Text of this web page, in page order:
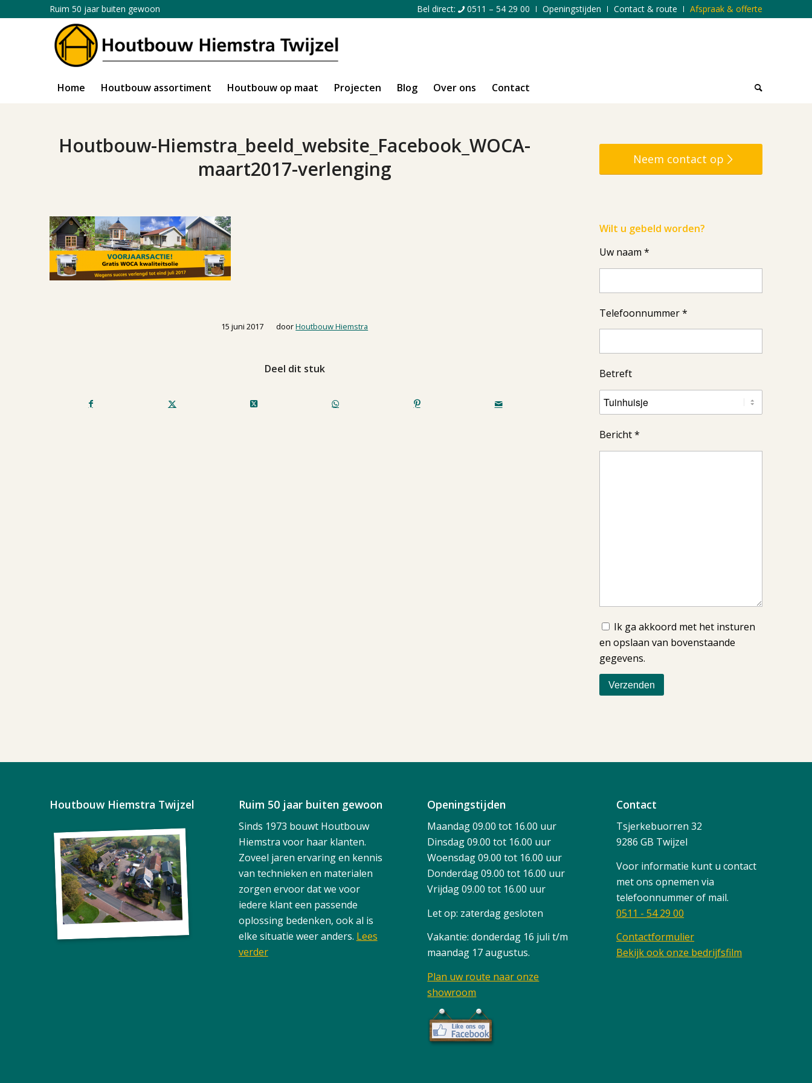
Bel direct: 0511 – 54 29 00 Openingstijden Contact & route Afspraak & offerte
Ruim 50 jaar buiten gewoon
Home Houtbouw assortiment Houtbouw op maat Projecten Blog Over ons Contact
Houtbouw-Hiemstra_beeld_website_Facebook_WOCA-
maart2017-verlenging
15 juni 2017
/ doorHoutbouw Hiemstra
Deel dit stuk
Neem contact op
Wilt u gebeld worden?
Uw naam *
Telefoonnummer *
Betreft
Bericht *
Ik ga akkoord met het insturen
en opslaan van bovenstaande
gegevens.
Houtbouw Hiemstra Twijzel Ruim 50 jaar buiten gewoon
Sinds 1973 bouwt Houtbouw
Hiemstra voor haar klanten.
Zoveel jaren ervaring en kennis
van technieken en materialen
zorgen ervoor dat we voor
iedere klant een passende
oplossing bedenken, ook al is
elke situatie weer anders. Lees
verder
Openingstijden
Maandag 09.00 tot 16.00 uur
Dinsdag 09.00 tot 16.00 uur
Woensdag 09.00 tot 16.00 uur
Donderdag 09.00 tot 16.00 uur
Vrijdag 09.00 tot 16.00 uur
Let op: zaterdag gesloten
Vakantie: donderdag 16 juli t/m
maandag 17 augustus.
Plan uw route naar onze
showroom
Contact
Tsjerkebuorren 32
9286 GB Twijzel
Voor informatie kunt u contact
met ons opnemen via
telefoonnummer of mail.
0511 - 54 29 00
Contactformulier
Bekijk ook onze bedrijfsfilm